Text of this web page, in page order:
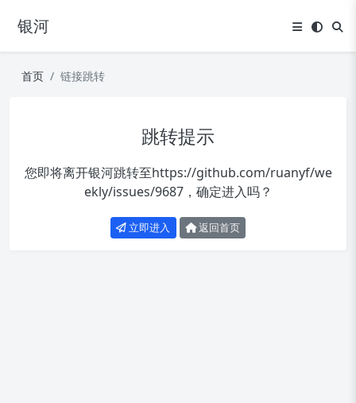
银河
首页 链接跳转
跳转提示
您即将离开银河跳转至https://github.com/ruanyf/we
ekly/issues/9687，确定进入吗？
立即进入 返回首页